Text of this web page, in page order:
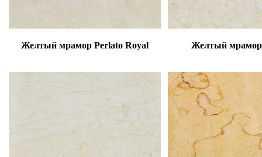
Желтый мрамор Perlato Royal Желтый мрамор